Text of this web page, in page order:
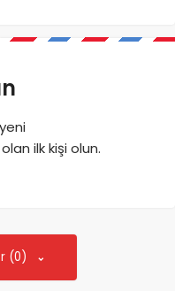
ilk kişi olun.
(0)